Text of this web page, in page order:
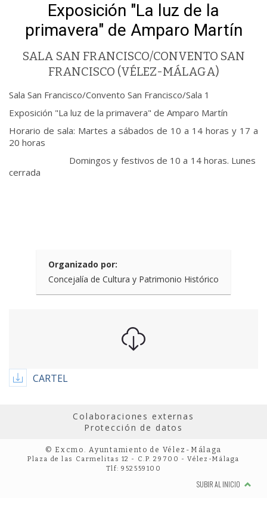
Exposición "La luz de la
primavera" de Amparo Martín
SALA SAN FRANCISCO/CONVENTO SAN
FRANCISCO (VÉLEZ-MÁLAGA)
Sala San Francisco/Convento San Francisco/Sala 1
Exposición "La luz de la primavera" de Amparo Martín
Horario de sala: Martes a sábados de 10 a 14 horas y 17 a
20 horas
Domingos y festivos de 10 a 14 horas. Lunes
cerrada
Organizado por:
Concejalía de Cultura y Patrimonio Histórico
CARTEL
Colaboraciones externas
Protección de datos
© Excmo. Ayuntamiento de Vélez-Málaga
Plaza de las Carmelitas 12 - C.P. 29700 - Vélez-Málaga
Tlf: 952559100
SUBIR AL INICIO